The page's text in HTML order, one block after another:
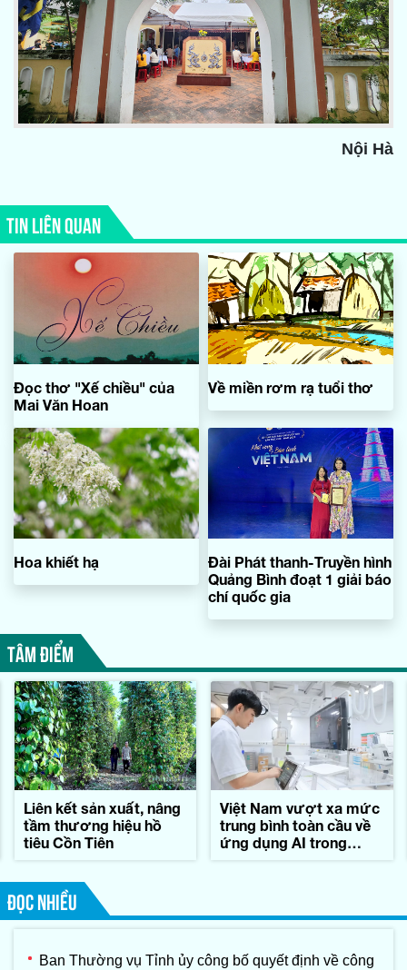
Nội Hà
TIN LIÊN QUAN
Đọc thơ "Xế chiều" của
Mai Văn Hoan
Về miền rơm rạ tuổi thơ
Hoa khiết hạ
Đài Phát thanh-Truyền hình
Quảng Bình đoạt 1 giải báo
chí quốc gia
TÂM ĐIỂM
Liên kết sản xuất, nâng
tầm thương hiệu hồ
tiêu Cồn Tiên
Việt Nam vượt xa mức
trung bình toàn cầu về
ứng dụng AI trong
ĐỌC NHIỀU
Ban Thường vụ Tỉnh ủy công bố quyết định về công